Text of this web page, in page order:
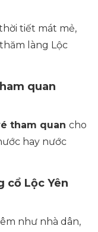
tiết mát mẻ,
làng Lộc
quan
tham quan cho
hay nước
cổ Lộc Yên
như nhà dân,